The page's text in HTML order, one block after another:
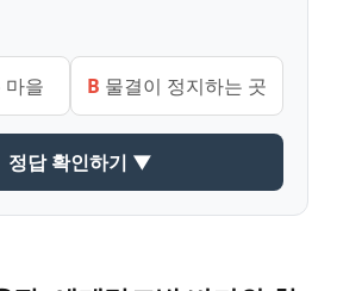
마을 B 물결이 정지하는 곳
정답 확인하기 ▼